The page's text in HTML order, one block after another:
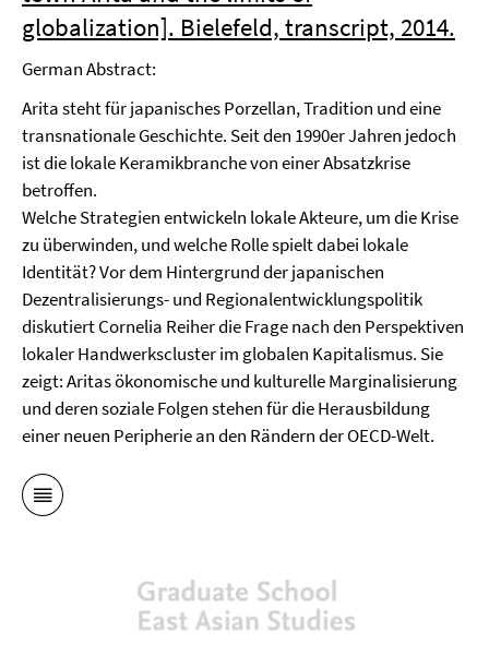
globalization]. Bielefeld, transcript, 2014.
German Abstract:
Arita steht für japanisches Porzellan, Tradition und eine
transnationale Geschichte. Seit den 1990er Jahren jedoch
ist die lokale Keramikbranche von einer Absatzkrise
betroffen.
Welche Strategien entwickeln lokale Akteure, um die Krise
zu überwinden, und welche Rolle spielt dabei lokale
Identität? Vor dem Hintergrund der japanischen
Dezentralisierungs- und Regionalentwicklungspolitik
diskutiert Cornelia Reiher die Frage nach den Perspektiven
lokaler Handwerkscluster im globalen Kapitalismus. Sie
zeigt: Aritas ökonomische und kulturelle Marginalisierung
und deren soziale Folgen stehen für die Herausbildung
einer neuen Peripherie an den Rändern der OECD-Welt.